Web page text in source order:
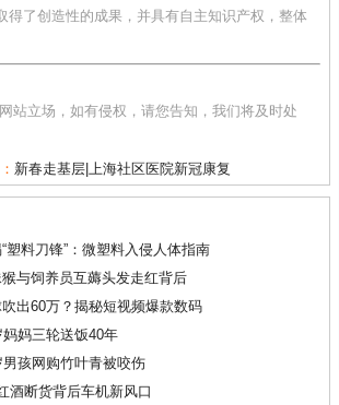
得了创造性的成果，并具有自主知识产权，整体
站立场，如有侵权，请您告知，我们将及时处
新春走基层|上海社区医院新冠康复
塑料刀锋”：微塑料入侵人体指南
与饲养员互薅头发走红背后
出60万？揭秘短视频爆款数码
妈妈三轮送饭40年
男孩网购竹叶青被咬伤
酒断货背后车机新风口